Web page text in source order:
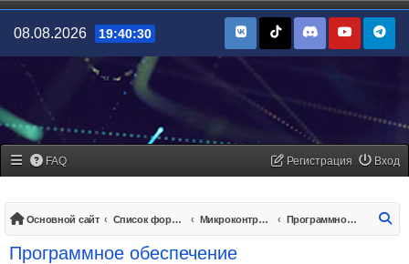
08.08.2026 19:40:30
FAQ Вход
Регистрация
Основной сайт Список форумов Микроконтроллеры/платы управления Программное обеспечение
Программное обеспечение